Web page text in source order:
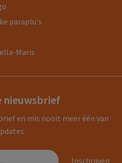
paraplu's
Maris
nieuwsbrief
en mis nooit meer één van